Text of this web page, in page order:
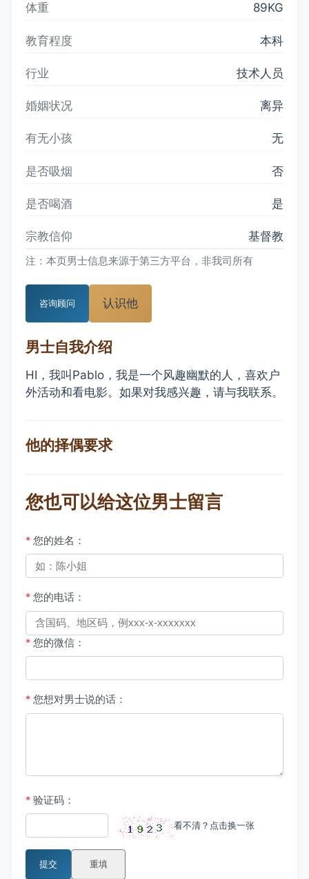
体重 89KG
教育程度 本科
行业 技术人员
婚姻状况 离异
有无小孩 无
是否吸烟 否
是否喝酒 是
宗教信仰 基督教
注：本页男士信息来源于第三方平台，非我司所有
咨询顾问 认识他
男士自我介绍
HI，我叫Pablo，我是一个风趣幽默的人，喜欢户
外活动和看电影。如果对我感兴趣，请与我联系。
他的择偶要求
您也可以给这位男士留言
* 您的姓名：
* 您的电话：
* 您的微信：
* 您想对男士说的话：
* 验证码：
看不清？点击换一张
提交 重填